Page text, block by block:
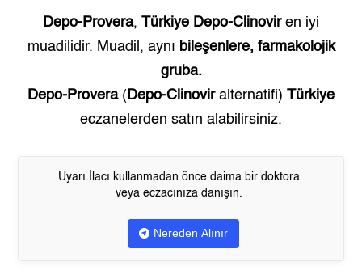
Depo-Provera, Türkiye Depo-Clinoviren iyi
muadilidir. Muadil, aynı bileşenlere, farmakolojik
gruba.
Depo-Provera( Depo-Clinoviralternatifi) Türkiye
eczanelerden satın alabilirsiniz.
Uyarı.İlacı kullanmadan önce daima bir doktora
veya eczacınıza danışın.
Nereden Alınır